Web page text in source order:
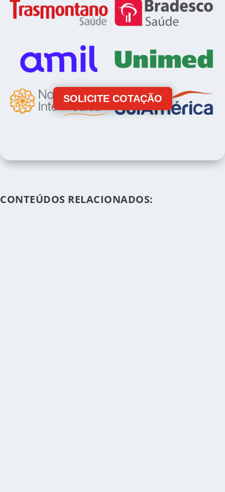
SOLICITE COTAÇÃO
CONTEÚDOS RELACIONADOS: